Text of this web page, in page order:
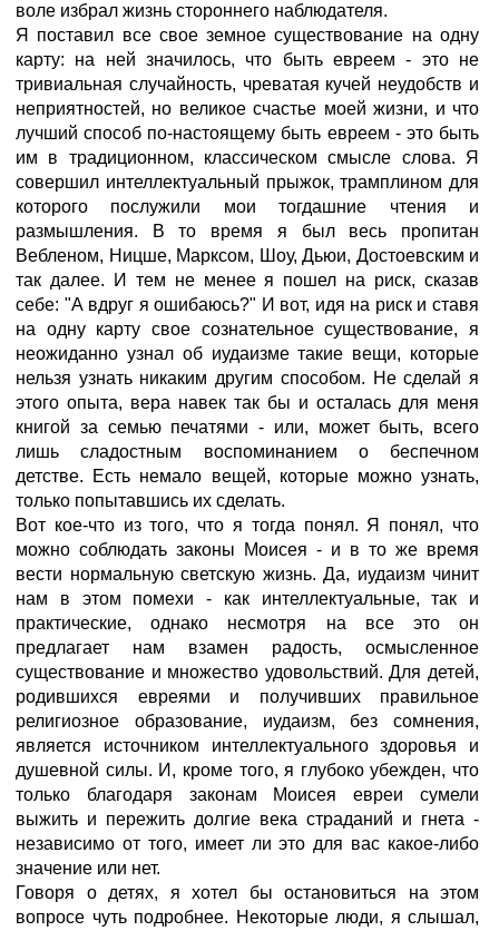
воле избрал жизнь стороннего наблюдателя.
Я поставил все свое земное существование на одну
карту: на ней значилось, что быть евреем - это не
тривиальная случайность, чреватая кучей неудобств и
неприятностей, но великое счастье моей жизни, и что
лучший способ по-настоящему быть евреем - это быть
им в традиционном, классическом смысле слова. Я
совершил интеллектуальный прыжок, трамплином для
которого послужили мои тогдашние чтения и
размышления. В то время я был весь пропитан
Вебленом, Ницше, Марксом, Шоу, Дьюи, Достоевским и
так далее. И тем не менее я пошел на риск, сказав
себе: "А вдруг я ошибаюсь?" И вот, идя на риск и ставя
на одну карту свое сознательное существование, я
неожиданно узнал об иудаизме такие вещи, которые
нельзя узнать никаким другим способом. Не сделай я
этого опыта, вера навек так бы и осталась для меня
книгой за семью печатями - или, может быть, всего
лишь сладостным воспоминанием о беспечном
детстве. Есть немало вещей, которые можно узнать,
только попытавшись их сделать.
Вот кое-что из того, что я тогда понял. Я понял, что
можно соблюдать законы Моисея - и в то же время
вести нормальную светскую жизнь. Да, иудаизм чинит
нам в этом помехи - как интеллектуальные, так и
практические, однако несмотря на все это он
предлагает нам взамен радость, осмысленное
существование и множество удовольствий. Для детей,
родившихся евреями и получивших правильное
религиозное образование, иудаизм, без сомнения,
является источником интеллектуального здоровья и
душевной силы. И, кроме того, я глубоко убежден, что
только благодаря законам Моисея евреи сумели
выжить и пережить долгие века страданий и гнета -
независимо от того, имеет ли это для вас какое-либо
значение или нет.
Говоря о детях, я хотел бы остановиться на этом
вопросе чуть подробнее. Некоторые люди, я слышал,